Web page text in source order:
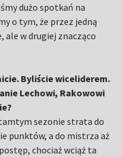
dużo spotkań na
o tym, że przez jedną
ale w drugiej znacząco
Byliście wiceliderem.
Lechowi, Rakowowi
sezonie strata do
punktów, a do mistrza aż
chociaż wciąż ta